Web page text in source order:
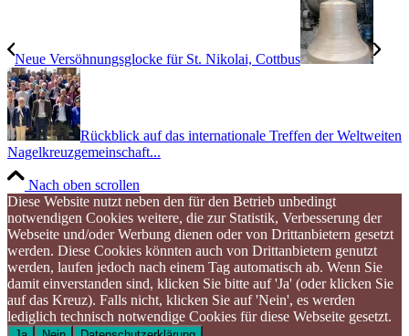
Neue Versöhnungsglocke für St. Nikolai, Cottbus
Rückblick auf das internationale Treffen der Weltweiten
Nagelkreuzgemeinschaft...
Nach oben scrollen
Diese Website nutzt neben den für den Betrieb unbedingt
notwendigen Cookies weitere, die zur Statistik, Verbesserung der
Webseite und/oder Werbung dienen oder von Drittanbietern gesetzt
werden. Diese Cookies könnten auch von Drittanbietern genutzt
werden, laufen jedoch nach einem Tag automatisch ab. Wenn Sie
damit einverstanden sind, klicken Sie bitte auf 'Ja' (oder klicken Sie
auf das Kreuz). Falls nicht, klicken Sie auf 'Nein', es werden
lediglich technisch notwendige Cookies für diese Webseite gesetzt.